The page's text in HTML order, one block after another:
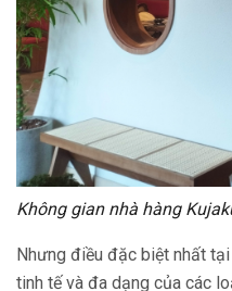
Không gian nhà hàng
Nhưng điều đặc biệt nhất tại
tinh tế và đa dạng của các